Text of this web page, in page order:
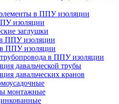
в ППУ изоляции
изоляции
заглушки
ППУ изоляции
ППУ изоляции
в ППУ изоляции
давальческой трубы
давальческих кранов
монтажные